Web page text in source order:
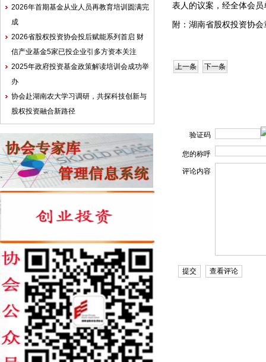
2026年首期基金从业人员再教育培训圆满完
成
2026省股权投资协会投后赋能系列首启 财
信产业基金5家已投企业引多方资本关注
2025年政府投资基金政策解读培训会成功举
办
协会赴湖南农大学习调研，共探科技创新与
股权投资融合新路径
表人的议案，经全体会
附： 湖南省股权投资协会
上一条 下一条
验证码
您的称呼
评论内容